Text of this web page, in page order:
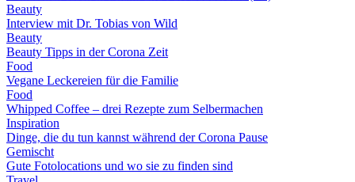
Beauty
Interview mit Dr. Tobias von Wild
Beauty
Beauty Tipps in der Corona Zeit
Food
Vegane Leckereien für die Familie
Food
Whipped Coffee – drei Rezepte zum Selbermachen
Inspiration
Dinge, die du tun kannst während der Corona Pause
Gemischt
Gute Fotolocations und wo sie zu finden sind